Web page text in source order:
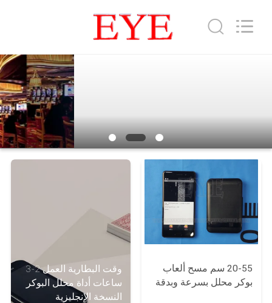
حول
بنا
جولة
في
المعمل
ضبط
Center.
وقت البطارية العمل 2-3
ساعات أداة محلل البوكر
النسخة الإنجليزية
20-55 سم مسح ألعاب
بوكر محلل بسرعة وبدقة